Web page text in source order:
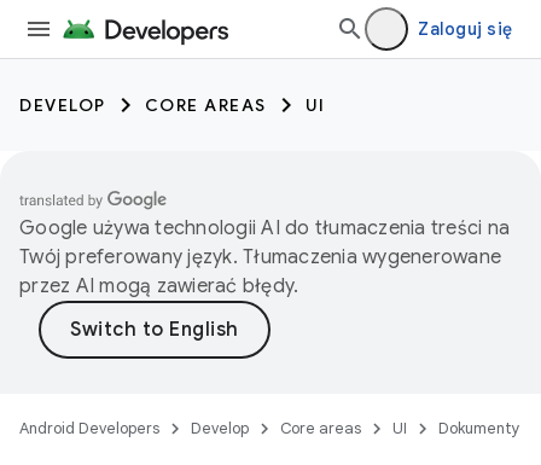
Zaloguj się
DEVELOP CORE AREAS UI
Google używa technologii AI do tłumaczenia treści na
Twój preferowany język. Tłumaczenia wygenerowane
przez AI mogą zawierać błędy.
Android Developers Develop Core areas UI Dokumenty